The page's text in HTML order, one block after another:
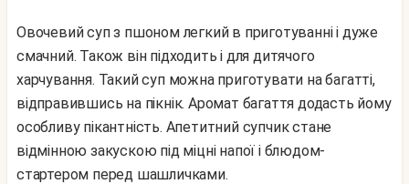
Овочевий суп з пшоном легкий в приготуванні і дуже
смачний. Також він підходить і для дитячого
харчування. Такий суп можна приготувати на багатті,
відправившись на пікнік. Аромат багаття додасть йому
особливу пікантність. Апетитний супчик стане
відмінною закускою під міцні напої і блюдом-
стартером перед шашличками.